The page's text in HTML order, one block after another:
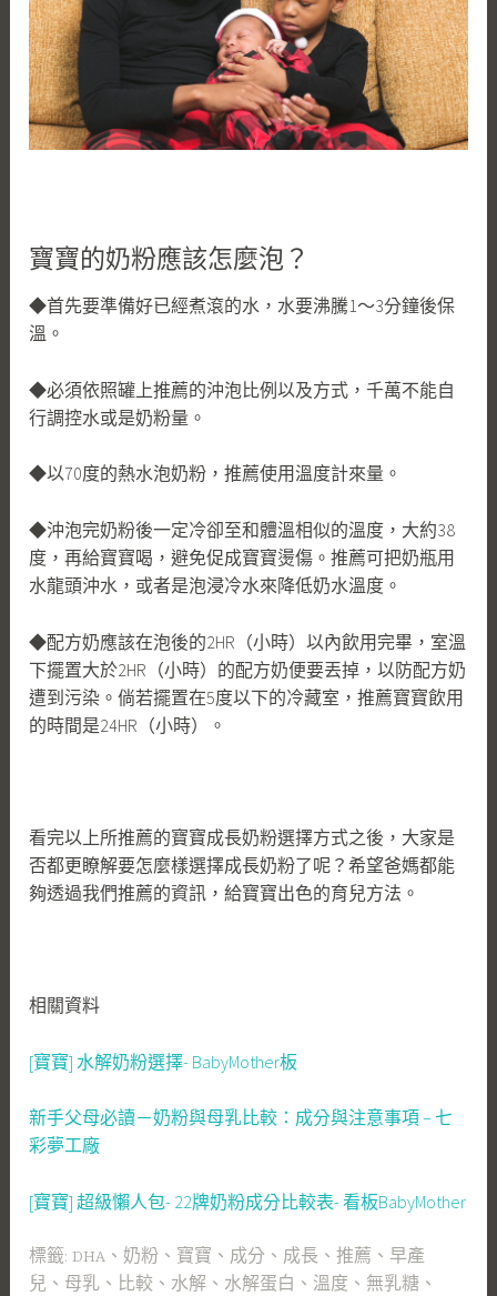
寶寶的奶粉應該怎麼泡？
◆首先要準備好已經煮滾的水，水要沸騰1～3分鐘後保
溫。
◆必須依照罐上推薦的沖泡比例以及方式，千萬不能自
行調控水或是奶粉量。
◆以70度的熱水泡奶粉，推薦使用溫度計來量。
◆沖泡完奶粉後一定冷卻至和體溫相似的溫度，大約38
度，再給寶寶喝，避免促成寶寶燙傷。推薦可把奶瓶用
水龍頭沖水，或者是泡浸冷水來降低奶水溫度。
◆配方奶應該在泡後的2HR（小時）以內飲用完畢，室溫
下擺置大於2HR（小時）的配方奶便要丟掉，以防配方奶
遭到污染。倘若擺置在5度以下的冷藏室，推薦寶寶飲用
的時間是24HR（小時）。
看完以上所推薦的寶寶成長奶粉選擇方式之後，大家是
否都更瞭解要怎麼樣選擇成長奶粉了呢？希望爸媽都能
夠透過我們推薦的資訊，給寶寶出色的育兒方法。
相關資料
[寶寶] 水解奶粉選擇- BabyMother板
新手父母必讀－奶粉與母乳比較：成分與注意事項 – 七
彩夢工廠
[寶寶] 超級懶人包- 22牌奶粉成分比較表- 看板BabyMother
標籤:DHA 、奶粉 、 寶寶 、 成分 、 成長 、推薦 、 早產
兒 、 母乳 、 比較 、 水解 、 水解蛋白 、 溫度 、 無乳糖 、